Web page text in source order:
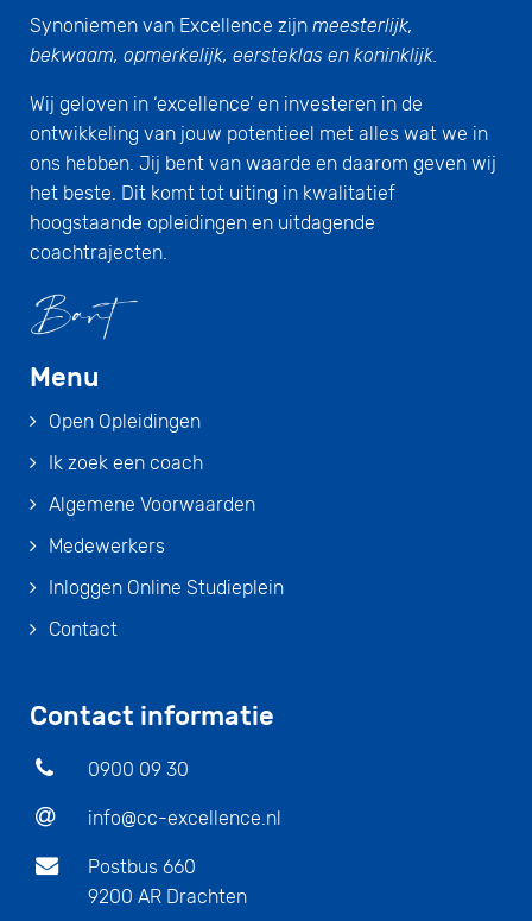
Synoniemen van Excellence zijn meesterlijk,
bekwaam, opmerkelijk, eersteklas en koninklijk.
Wij geloven in ‘excellence’ en investeren in de
ontwikkeling van jouw potentieel met alles wat we in
ons hebben. Jij bent van waarde en daarom geven wij
het beste. Dit komt tot uiting in kwalitatief
hoogstaande opleidingen en uitdagende
coachtrajecten.
Menu
Open Opleidingen
Ik zoek een coach
Algemene Voorwaarden
Medewerkers
Inloggen Online Studieplein
Contact
Contact informatie
0900 09 30
info@cc-excellence.nl
Postbus 660
9200 AR Drachten